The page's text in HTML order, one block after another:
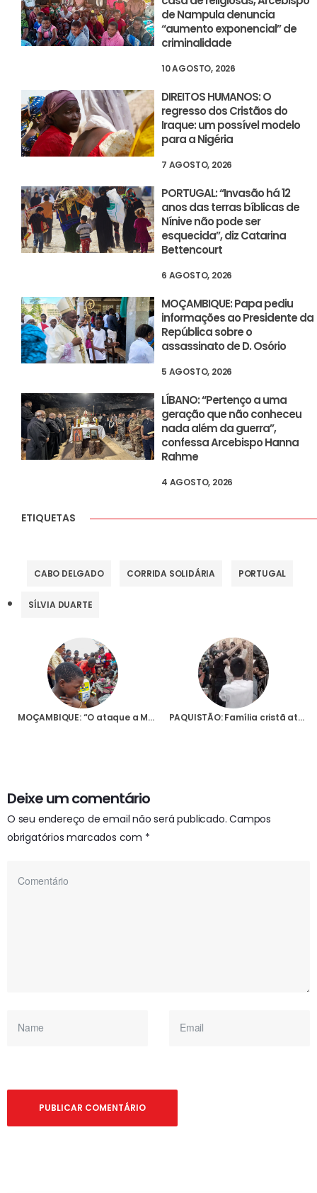
de Nampula denuncia
“aumento exponencial” de
criminalidade
10 AGOSTO, 2026
DIREITOS HUMANOS: O
regresso dos Cristãos do
Iraque: um possível modelo
para a Nigéria
7 AGOSTO, 2026
PORTUGAL: “Invasão há 12
anos das terras bíblicas de
Nínive não pode ser
esquecida”, diz Catarina
Bettencourt
6 AGOSTO, 2026
MOÇAMBIQUE: Papa pediu
informações ao Presidente da
República sobre o
assassinato de D. Osório
5 AGOSTO, 2026
LÍBANO: “Pertenço a uma
geração que não conheceu
nada além da guerra”,
confessa Arcebispo Hanna
Rahme
4 AGOSTO, 2026
ETIQUETAS
CABO DELGADO CORRIDA SOLIDÁRIA PORTUGAL
SÍLVIA DUARTE
MOÇAMBIQUE: “O ataque a Macomia aumentou o sentimento de insegurança”, diz Bispo de Pemba em mensagem à Fundação AIS PAQUISTÃO: Família cristã atacada por multidão enfurecida
Deixe um comentário
O seu endereço de email não será publicado. Campos
obrigatórios marcados com *